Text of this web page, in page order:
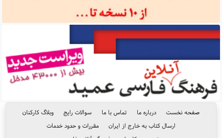
صفحه نخست درباره ما تماس با ما سوالات رایج
وبلاگ کارکنان
ارسال کتاب به خارج از ایران
مقررات و حدود خدمات